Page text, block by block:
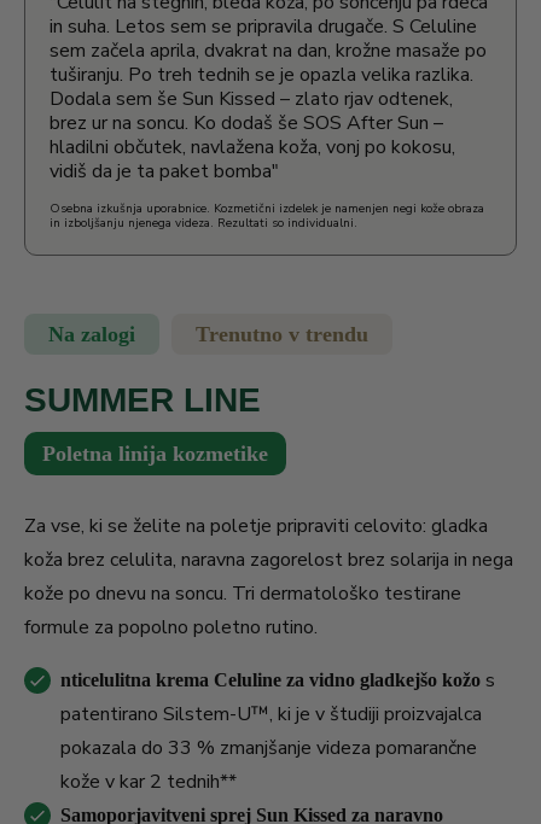
in suha. Letos sem se pripravila drugače. S Celuline
sem začela aprila, dvakrat na dan, krožne masaže po
tuširanju. Po treh tednih se je opazla velika razlika.
Dodala sem še Sun Kissed – zlato rjav odtenek,
brez ur na soncu. Ko dodaš še SOS After Sun –
hladilni občutek, navlažena koža, vonj po kokosu,
vidiš da je ta paket bomba"
Osebna izkušnja uporabnice. Kozmetični izdelek je namenjen negi kože obraza
in izboljšanju njenega videza. Rezultati so individualni.
Na zalogi Trenutno v trendu
SUMMER LINE
Poletna linija kozmetike
Za vse, ki se želite na poletje pripraviti celovito: gladka
koža brez celulita, naravna zagorelost brez solarija in nega
kože po dnevu na soncu. Tri dermatološko testirane
formule za popolno poletno rutino.
nticelulitna krema Celuline za vidno gladkejšo kožo s
patentirano Silstem-U™, ki je v študiji proizvajalca
pokazala do 33 % zmanjšanje videza pomarančne
kože v kar 2 tednih**
Samoporjavitveni sprej Sun Kissed za naravno